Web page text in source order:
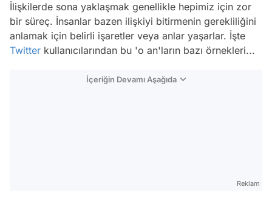
İlişkilerde sona yaklaşmak genellikle hepimiz için zor
bir süreç. İnsanlar bazen ilişkiyi bitirmenin gerekliliğini
anlamak için belirli işaretler veya anlar yaşarlar. İşte
Twitter kullanıcılarından bu 'o an'ların bazı örnekleri...
İçeriğin Devamı Aşağıda
Reklam